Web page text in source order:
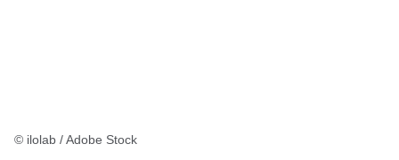
© ilolab / Adobe Stock